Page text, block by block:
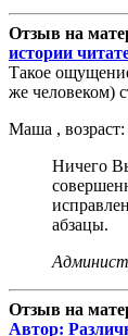
Отзыв на
истории
Такое
же человеком)
Маша ,
Ничего
абзацы.
Отзыв на
Автор: